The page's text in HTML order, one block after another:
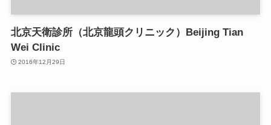
北京天衛診所（北京龍頭クリニック）Beijing Tian
Wei Clinic
2016年12月29日